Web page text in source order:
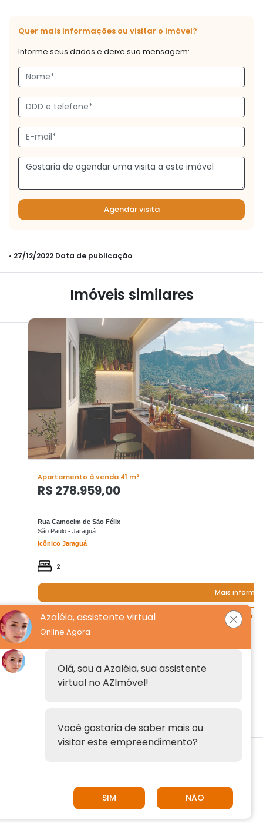
Azaléia, assistente virtual
Online Agora
Olá, sou a Azaléia, sua assistente
virtual no AZImóvel!
Você gostaria de saber mais ou
visitar este empreendimento?
SIM NÃO
Quer mais informações ou visitar o imóvel?
Informe seus dados e deixe sua mensagem:
Agendar visita
• 27/12/2022 Data de publicação
Imóveis similares
Apartamento à venda 41 m²
R$ 278.959,00
Rua Camocim de São Félix
São Paulo - Jaraguá
Icônico Jaraguá
2
Mais
Quero agendar
Institucional
© 2026 AZImóvel | AZImóvel é uma plataforma da
Imóvelp